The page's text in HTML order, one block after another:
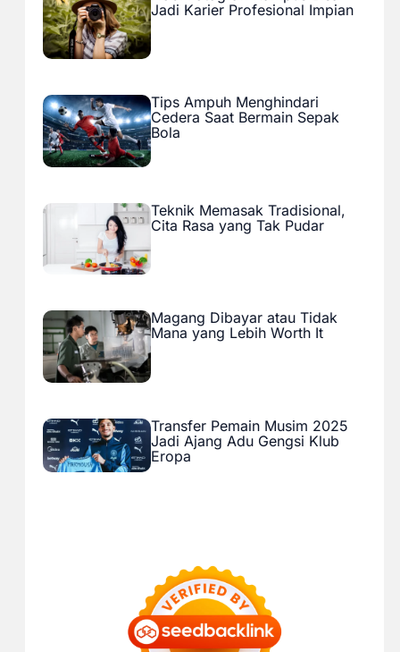
Jadi Karier Profesional Impian
Tips Ampuh Menghindari
Cedera Saat Bermain Sepak
Bola
Teknik Memasak Tradisional,
Cita Rasa yang Tak Pudar
Magang Dibayar atau Tidak
Mana yang Lebih Worth It
Transfer Pemain Musim 2025
Jadi Ajang Adu Gengsi Klub
Eropa